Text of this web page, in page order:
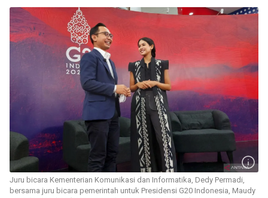
Juru bicara Kementerian Komunikasi dan Informatika, Dedy Permadi,
bersama juru bicara pemerintah untuk Presidensi G20 Indonesia, Maudy